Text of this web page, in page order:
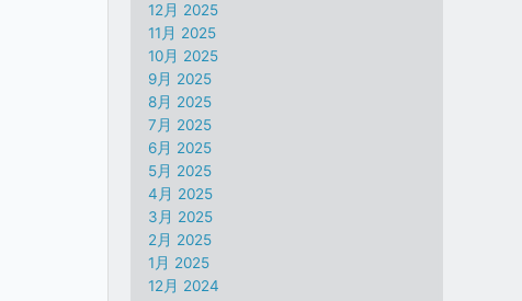
12月 2025
11月 2025
10月 2025
9月 2025
8月 2025
7月 2025
6月 2025
5月 2025
4月 2025
3月 2025
2月 2025
1月 2025
12月 2024